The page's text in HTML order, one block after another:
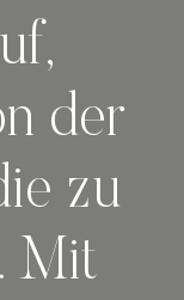
der
zu
Mit